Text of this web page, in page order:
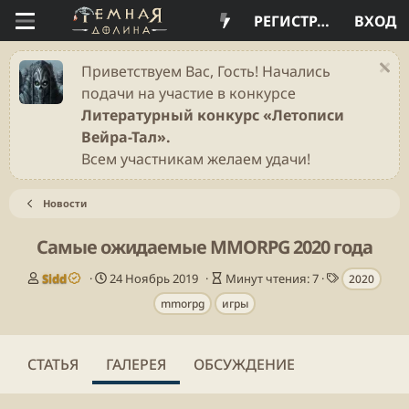
ВХОД
РЕГИСТРАЦИЯ
Приветствуем Вас, Гость! Начались
подачи на участие в конкурсе
Литературный конкурс «Летописи
Вейра-Тал».
Всем участникам желаем удачи!
Новости
Самые ожидаемые MMORPG 2020 года
А
Sidd
Д
у
б
л
24 Ноябрь 2019
В
р
е
ч
е
Минут чтения: 7
Т
е
2020
mmorpg
игры
СТАТЬЯ ГАЛЕРЕЯ ОБСУЖДЕНИЕ